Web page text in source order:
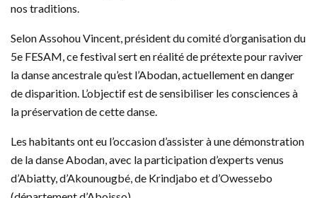
nos traditions.
Selon Assohou Vincent, président du comité d’organisation du
5e FESAM, ce festival sert en réalité de prétexte pour raviver
la danse ancestrale qu’est l’Abodan, actuellement en danger
de disparition. L’objectif est de sensibiliser les consciences à
la préservation de cette danse.
Les habitants ont eu l’occasion d’assister à une démonstration
de la danse Abodan, avec la participation d’experts venus
d’Abiatty, d’Akounougbé, de Krindjabo et d’Owessebo